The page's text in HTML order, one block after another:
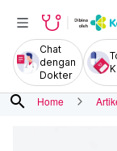
Chat
dengan
Dokter
search Home